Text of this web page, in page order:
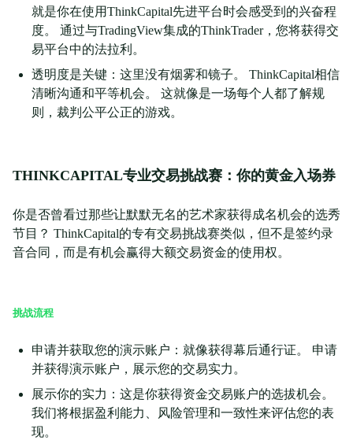
就是你在使用ThinkCapital先进平台时会感受到的兴奋程
度。 通过与TradingView集成的ThinkTrader，您将获得交
易平台中的法拉利。
透明度是关键：这里没有烟雾和镜子。 ThinkCapital相信
清晰沟通和平等机会。 这就像是一场每个人都了解规
则，裁判公平公正的游戏。
THINKCAPITAL专业交易挑战赛：你的黄金入场券
你是否曾看过那些让默默无名的艺术家获得成名机会的选秀
节目？ ThinkCapital的专有交易挑战赛类似，但不是签约录
音合同，而是有机会赢得大额交易资金的使用权。
挑战流程
申请并获取您的演示账户：就像获得幕后通行证。 申请
并获得演示账户，展示您的交易实力。
展示你的实力：这是你获得资金交易账户的选拔机会。
我们将根据盈利能力、风险管理和一致性来评估您的表
现。